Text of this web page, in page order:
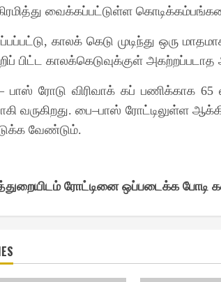
வைக்கப்பட்டுள்ள
, காலக் கெடு முடிந்து ஒரு
பிட்ட காலக்கெடுவுக்குள்
பாஸ் ரோடு விரிவாக் கப் பணிக்காக65
வருகிறது.பை–பாஸ் ரோட்டிலுள்ள
வேண்டும்.
ரோட்டினை ஒப்படைக்க போடி